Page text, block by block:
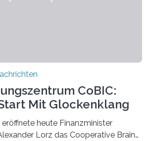
CoBIC:
Mit Glockenklang
heute Finanzminister
Lorz das Cooperative Brain